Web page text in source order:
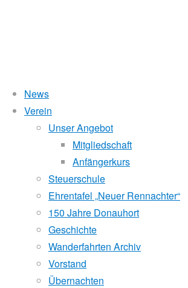
News
Verein
Unser Angebot
Mitgliedschaft
Anfängerkurs
Steuerschule
Ehrentafel „Neuer Rennachter“
150 Jahre Donauhort
Geschichte
Wanderfahrten Archiv
Vorstand
Übernachten
Sternfahrt
2021
Donauhort
Wasserstand Donau
Liegt der Wasserstand in Korneuburg (KORN)
beim Donauhort nicht gerudert.
Pegelstände (DoRIS)
Seichtstellen
Schleusenstatus
Windfinder Kuchelauer Hafen
Mitglied der